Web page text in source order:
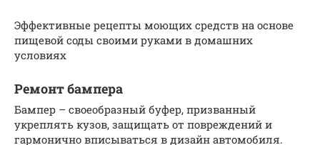
Эффективные рецепты моющих средств на основе
пищевой соды своими руками в домашних
условиях
Ремонт бампера
Бампер – своеобразный буфер, призванный
укреплять кузов, защищать от повреждений и
гармонично вписываться в дизайн автомобиля.